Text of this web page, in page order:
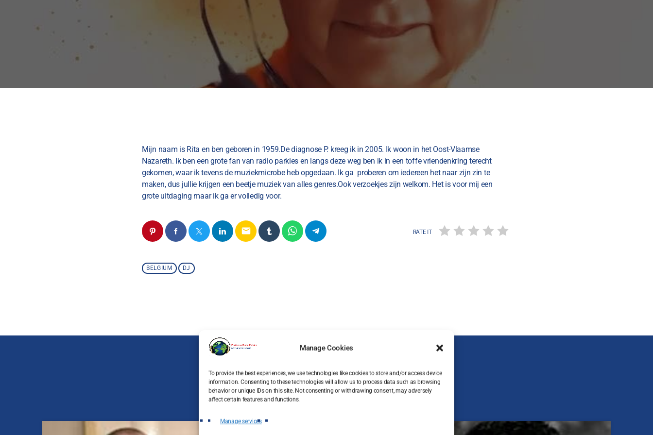
Manage Cookies
To provide the best experiences, we use technologies like cookies to store and/or access device
information. Consenting to these technologies will allow us to process data such as browsing
behavior or unique IDs on this site. Not consenting or withdrawing consent, may adversely
affect certain features and functions.
Manage services
​Mijn naam is Rita en ben geboren in 1959.De diagnose P. kreeg ik in 2005. Ik woon in het Oost-Vlaamse
Nazareth. Ik ben een grote fan van radio parkies en langs deze weg ben ik in een toffe vriendenkring terecht
gekomen, waar ik tevens de muziekmicrobe heb opgedaan. Ik ga proberen om iedereen het naar zijn zin te
maken, dus jullie krijgen een beetje muziek van alles genres.Ook verzoekjes zijn welkom. Het is voor mij een
grote uitdaging maar ik ga er volledig voor.
email RATE IT
BELGIUM DJ
You may also like